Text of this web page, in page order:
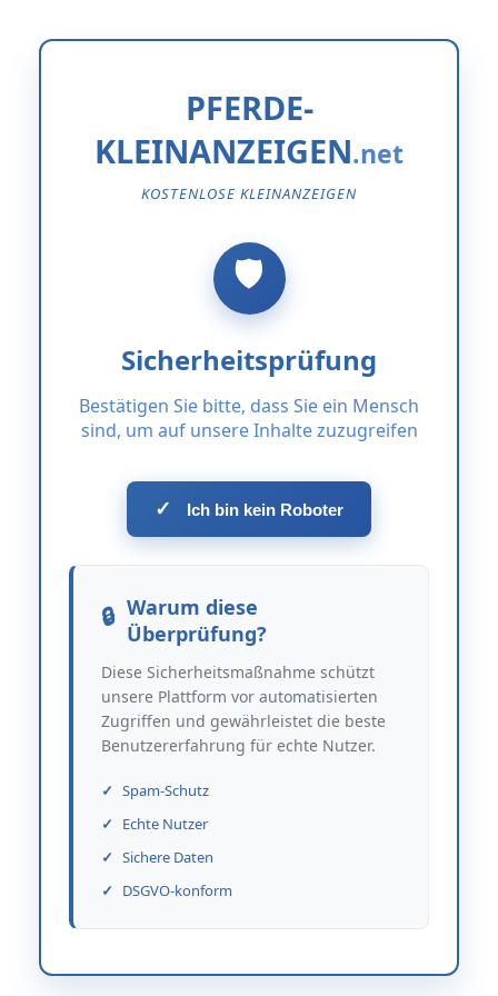
PFERDE-
KLEINANZEIGEN
KOSTENLOSE KLEINANZEIGEN
Sicherheitsprüfung
Bestätigen Sie bitte, dass Sie ein Mensch
sind, um auf unsere Inhalte zuzugreifen
✓ Ich bin kein Roboter
Warum diese
Überprüfung?
Diese Sicherheitsmaßnahme schützt
unsere Plattform vor automatisierten
Zugriffen und gewährleistet die beste
Benutzererfahrung für echte Nutzer.
Spam-Schutz
Echte Nutzer
Sichere Daten
DSGVO-konform